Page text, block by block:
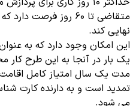
متقاضی تا 60 روز
نهایی کند.
این امکان وجود دارد که به
یک بار در آنجا به این طرح کار
مدت یک سال امتیاز کامل
تمدید است و به دارنده کارت
می شود.